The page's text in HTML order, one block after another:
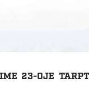
23-OJE